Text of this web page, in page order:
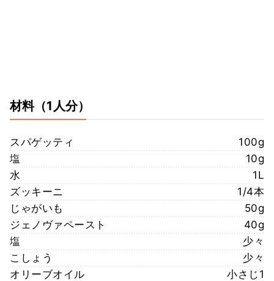
材料（1人分）
スパゲッティ
100g
塩
10g
水
1L
ズッキーニ
1/4本
じゃがいも
50g
ジェノヴァペースト
40g
塩
少々
こしょう
少々
オリーブオイル
小さじ1